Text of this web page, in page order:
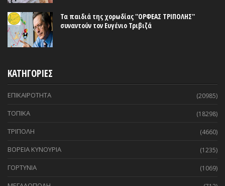
Τα παιδιά της χορωδίας ''ΟΡΦΕΑΣ ΤΡΙΠΟΛΗΣ''
συναντούν τον Ευγένιο Τριβιζά
ΚΑΤΗΓΟΡΙΕΣ
ΕΠΙΚΑΙΡΟΤΗΤΑ (20985)
ΤΟΠΙΚΑ (18298)
ΤΡΙΠΟΛΗ (4660)
ΒΟΡΕΙΑ ΚΥΝΟΥΡΙΑ (1235)
ΓΟΡΤΥΝΙΑ (1069)